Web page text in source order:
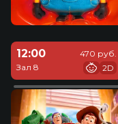
12:00
Зал 8
470 руб.
2D